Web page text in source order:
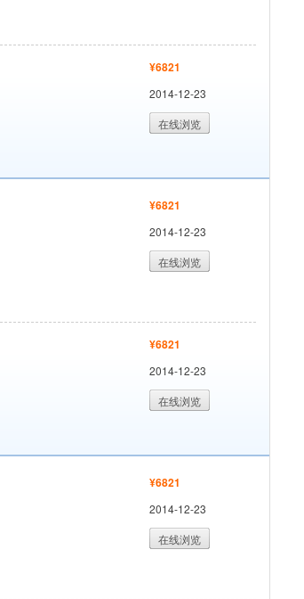
¥6821
2014-12-23
在线浏览
¥6821
2014-12-23
在线浏览
¥6821
2014-12-23
在线浏览
¥6821
2014-12-23
在线浏览